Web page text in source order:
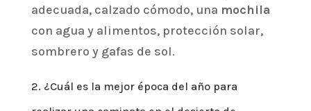
adecuada, calzado cómodo, una mochila
con agua y alimentos, protección solar,
sombrero y gafas de sol.
2. ¿Cuál es la mejor época del año para